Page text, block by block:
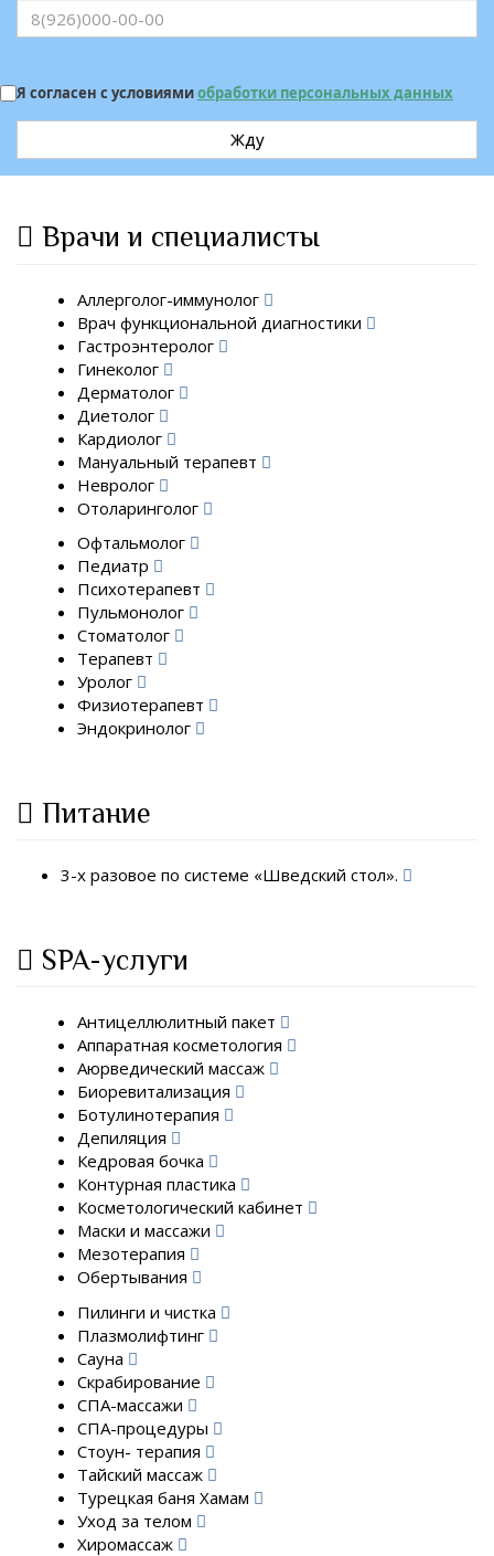
Я согласен с условиямиобработки персональных данных
Жду
Врачи и специалисты
Аллерголог-иммунолог
Врач функциональной диагностики
Гастроэнтеролог
Гинеколог
Дерматолог
Диетолог
Кардиолог
Мануальный терапевт
Невролог
Отоларинголог
Офтальмолог
Педиатр
Психотерапевт
Пульмонолог
Стоматолог
Терапевт
Уролог
Физиотерапевт
Эндокринолог
Питание
3-х разовое по системе «Шведский стол».
SPA-услуги
Антицеллюлитный пакет
Аппаратная косметология
Аюрведический массаж
Биоревитализация
Ботулинотерапия
Депиляция
Кедровая бочка
Контурная пластика
Косметологический кабинет
Маски и массажи
Мезотерапия
Обертывания
Пилинги и чистка
Плазмолифтинг
Сауна
Скрабирование
СПА-массажи
СПА-процедуры
Стоун- терапия
Тайский массаж
Турецкая баня Хамам
Уход за телом
Хиромассаж